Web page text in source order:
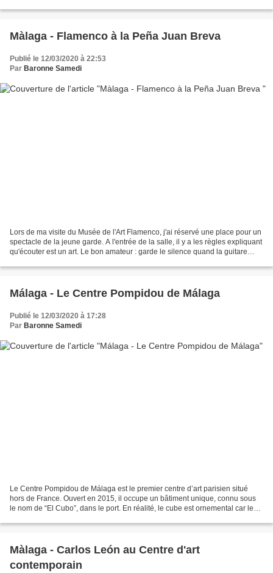
Màlaga - Flamenco à la Peña Juan Breva
Publié le 12/03/2020 à 22:53
Par Baronne Samedi
Lors de ma visite du Musée de l'Art Flamenco, j'ai réservé une place pour un
spectacle de la jeune garde. A l'entrée de la salle, il y a les règles expliquant
qu'écouter est un art. Le bon amateur : garde le silence quand la guitare
Málaga - Le Centre Pompidou de Málaga
Publié le 12/03/2020 à 17:28
Par Baronne Samedi
Le Centre Pompidou de Málaga est le premier centre d’art parisien situé
hors de France. Ouvert en 2015, il occupe un bâtiment unique, connu sous
le nom de “El Cubo”, dans le port. En réalité, le cube est ornemental car le
Màlaga - Carlos León au Centre d'art
contemporain